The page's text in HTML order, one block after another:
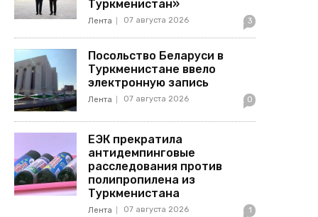
Туркменистан»
Лента 07 августа 2026 3
Посольство Беларуси в
Туркменистане ввело
электронную запись
Лента 07 августа 2026 0
ЕЭК прекратила
антидемпинговые
расследования против
полипропилена из
Туркменистана
Лента 07 августа 2026 1